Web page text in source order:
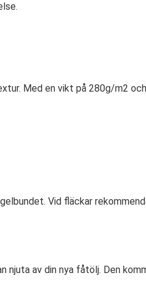
Med en vikt på 280g/m2
Vid fläckar
av din nya fåtölj. Den